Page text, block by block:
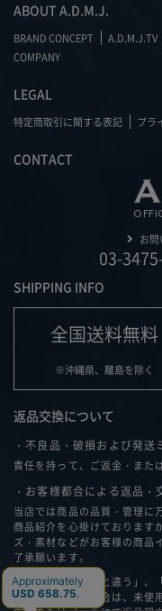
ABOUT A.D.M.J.
BRAND CONCEPT A.D.M.J.TV
COMPANY
LEGAL
特定商取引に関する表記 プラ
CONTACT
お
03-
SHIPPING INFO
全国送料無料
※沖縄県、離島を除く
返品交換について
・不良品・破損および発
責任を持って、ご返金・また
・お客様都合による返品・
当店では商品の品質・管理に
商品紹介を心掛けております
ズ・素材などがお客様の商品
了承願います。
「思ったイメージと違う」、
品・交換される場合は、未使